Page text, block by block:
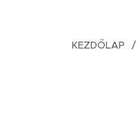
KEZDŐLAP